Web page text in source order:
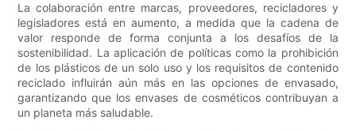
La colaboración entre marcas, proveedores, recicladores y
legisladores está en aumento, a medida que la cadena de
valor responde de forma conjunta a los desafíos de la
sostenibilidad. La aplicación de políticas como la prohibición
de los plásticos de un solo uso y los requisitos de contenido
reciclado influirán aún más en las opciones de envasado,
garantizando que los envases de cosméticos contribuyan a
un planeta más saludable.